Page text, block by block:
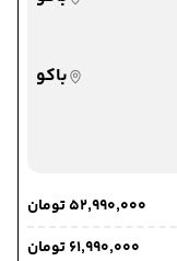
باکو
۵۲٬۹۹۰٬۰۰۰ تومان
۶۱٬۹۹۰٬۰۰۰ تومان